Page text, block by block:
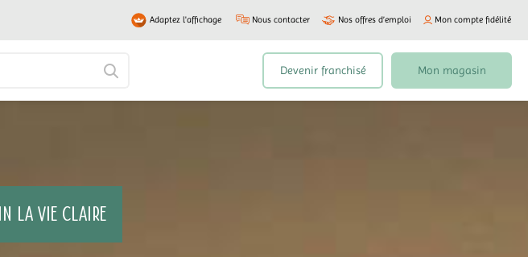
Adaptez l'affichage Nous contacter Nos offres d’emploi Mon compte fidélité
Devenir franchisé Mon magasin
LA VIE CLAIRE